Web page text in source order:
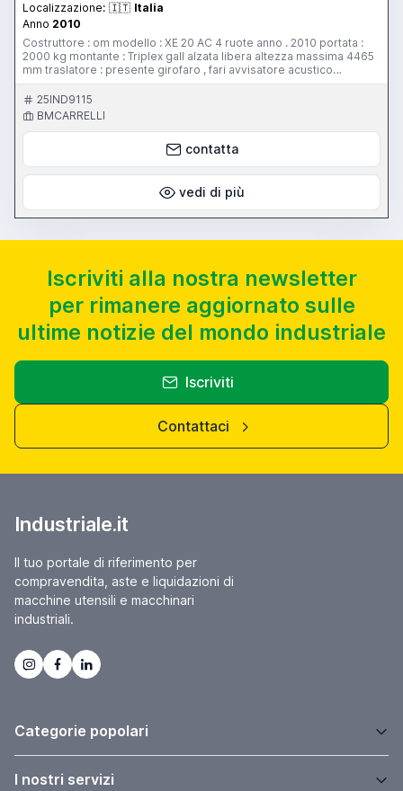
Localizzazione: 🇮🇹 Italia
Anno 2010
Costruttore : om modello : XE 20 AC 4 ruote anno . 2010 portata :
2000 kg montante : Triplex gall alzata libera altezza massima 4465
mm traslatore : presente girofaro , fari avvisatore acustico
retromarcia sedile con cinture micro uomo a bordo batteria 48 v
nuova con rabbocco automatico dell'acqua ruote anteriori super
elastiche ruote posteriori super elastiche freno di servizio
elettrico/ meccanico bagno olio certificato di conformità carica
batteria incluso 48 v pari al nuovo semicabinato altri carrelli in
AFFIDABILITA' E RIDOTTA MANUTENZIONE IN QUANTO LA SIGLA AC
STA PER CORRENTE ALTERNATA I MOTORI INFATTI NON HANNO LE
SPAZZOLE QUINDI UNA MINORE MANUTENZIONE. 3937513493 altri
carrelli in azienda
25IND9115
BMCARRELLI
contatta
vedi di più
Iscriviti alla nostra newsletter
per rimanere aggiornato sulle
ultime notizie del mondo industriale
Iscriviti
Contattaci
Industriale.it
Il tuo portale di riferimento per
compravendita, aste e liquidazioni di
macchine utensili e macchinari
industriali.
Categorie popolari
I nostri servizi